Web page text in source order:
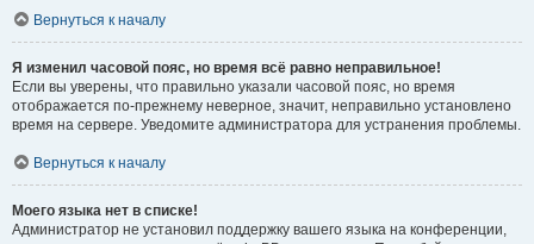
Вернуться к началу
Я изменил часовой пояс, но время всё равно неправильное!
Если вы уверены, что правильно указали часовой пояс, но время
отображается по-прежнему неверное, значит, неправильно установлено
время на сервере. Уведомите администратора для устранения проблемы.
Вернуться к началу
Моего языка нет в списке!
Администратор не установил поддержку вашего языка на конференции,